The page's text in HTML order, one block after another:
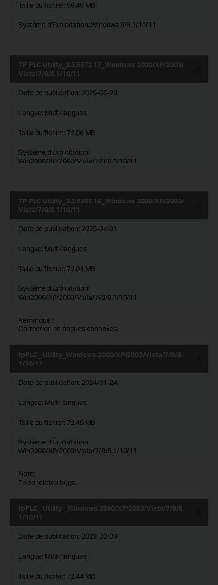
Taille du fichier: 96.49 MB
Système d'Exploitation: Windows 8/8.1/10/11
TP PLC Utility_2.3.5572.17_Windows 2000/XP/2003/
Vista/7/8/8.1/10/11
Date de publication: 2025-05-29
Langue: Multi-langues
Taille du fichier: 72.06 MB
Système d'Exploitation:
Win2000/XP/2003/Vista/7/8/8.1/10/11
TP PLC Utility_2.3.5355.16_Windows 2000/XP/2003/
Vista/7/8/8.1/10/11
Date de publication: 2025-04-01
Langue: Multi-langues
Taille du fichier: 72.04 MB
Système d'Exploitation:
Win2000/XP/2003/Vista/7/8/8.1/10/11
Remarque :
Correction de bogues connexes.
tpPLC_ Utility_Windows 2000/XP/2003/Vista/7/8/8.
1/10/11
Date de publication: 2024-01-24
Langue: Multi-langues
Taille du fichier: 72.45 MB
Système d'Exploitation:
Win2000/XP/2003/Vista/7/8/8.1/10/11
Note:
Fixed related bugs.
tpPLC_ Utility _Windows 2000/XP/2003/Vista/7/8/8.
1/10/11
Date de publication: 2023-02-09
Langue: Multi-langues
Taille du fichier: 72.44 MB